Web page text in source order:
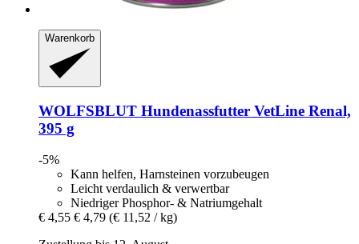
Warenkorb
WOLFSBLUT Hundenassfutter VetLine Renal,
395 g
-5%
Kann helfen, Harnsteinen vorzubeugen
Leicht verdaulich & verwertbar
Niedriger Phosphor- & Natriumgehalt
€ 4,55 € 4,79 (€ 11,52 / kg)